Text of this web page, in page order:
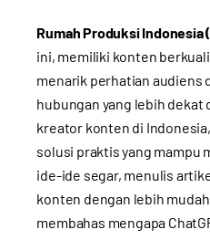
Rumah Produksi Indonesia
ini, memiliki konten
menarik perhatian audiens
hubungan yang lebih dekat
kreator konten di Indonesia,
solusi praktis yang mampu
ide-ide segar, menulis
konten dengan lebih
membahas mengapa